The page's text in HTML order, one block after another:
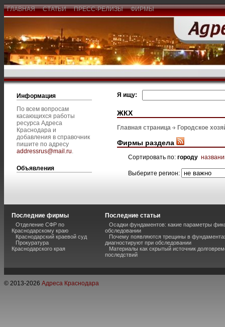
ГЛАВНАЯ СТАТЬИ ПРЕСС-РЕЛИЗЫ ФИРМЫ
Информация
По всем вопросам
касающихся работы
ресурса Адреса
Краснодара и
добавления в справочник
пишите по адресу
addressrus@mail.ru.
Объявления
Я ищу:
ЖКХ
Главная страница Городское
Фирмы раздела
Сортировать по: городу
Выберите регион:
Последние фирмы
Отделение СФР по
Краснодарскому краю
Краснодарский краевой суд
Прокуратура
Краснодарского края
Последние статьи
Осадки фундаментов: какие параметры
обследовании
Почему появляются трещины в
диагностируют при обследовании
Материалы как скрытый источник
последствий
© 2013-2026 Адреса Краснодара